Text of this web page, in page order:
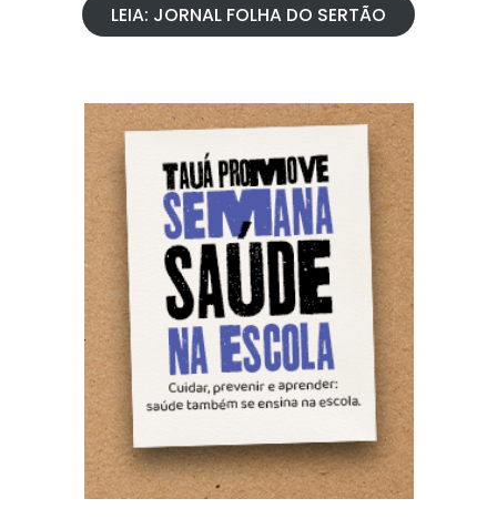
LEIA: JORNAL FOLHA DO SERTÃO